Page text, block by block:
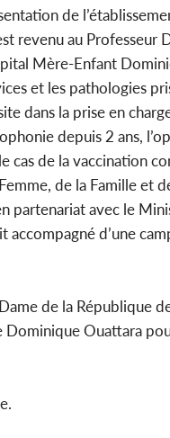
de
revenu au Professeur
Mère-Enfant
et les pathologies
dans la prise en
depuis 2 ans,
cas de la vaccination
de la Famille et
partenariat avec le
d’une
de la République
Ouattara